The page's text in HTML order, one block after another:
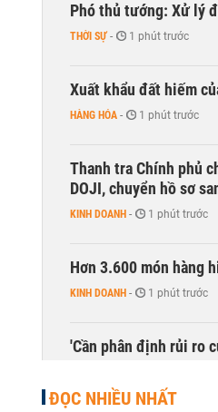
Phó thủ tướng: Xử lý
THỜI SỰ - 1 phút trước
Xuất khẩu đất hiếm
HÀNG HÓA - 1 phút trước
Thanh tra Chính phủ
DOJI, chuyển hồ sơ
KINH DOANH - 1 phút trước
Hơn 3.600 món hàng
KINH DOANH - 1 phút trước
'Cần phân định rủi ro
ĐỌC NHIỀU NHẤT